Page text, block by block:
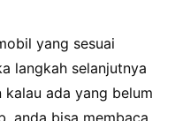
yang sesuai
langkah selanjutnya
kalau ada yang belum
anda bisa membaca